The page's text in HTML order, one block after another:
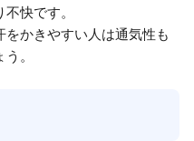
快です。
かきやすい人は通気性も
。